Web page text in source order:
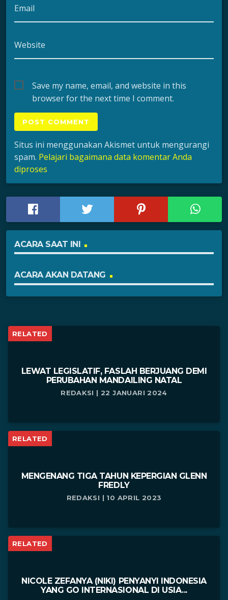
Email
Website
Save my name, email, and website in this
browser for the next time I comment.
Situs ini menggunakan Akismet untuk mengurangi
spam. Pelajari bagaimana data komentar Anda
diproses
ACARA SAAT INI
ACARA AKAN DATANG
RELATED
LEWAT LEGISLATIF, FASLAH BERJUANG DEMI
PERUBAHAN MANDAILING NATAL
REDAKSI | 22 JANUARI 2024
RELATED
MENGENANG TIGA TAHUN KEPERGIAN GLENN
FREDLY
REDAKSI | 10 APRIL 2023
RELATED
NICOLE ZEFANYA (NIKI) PENYANYI INDONESIA
YANG GO INTERNASIONAL DI USIA...